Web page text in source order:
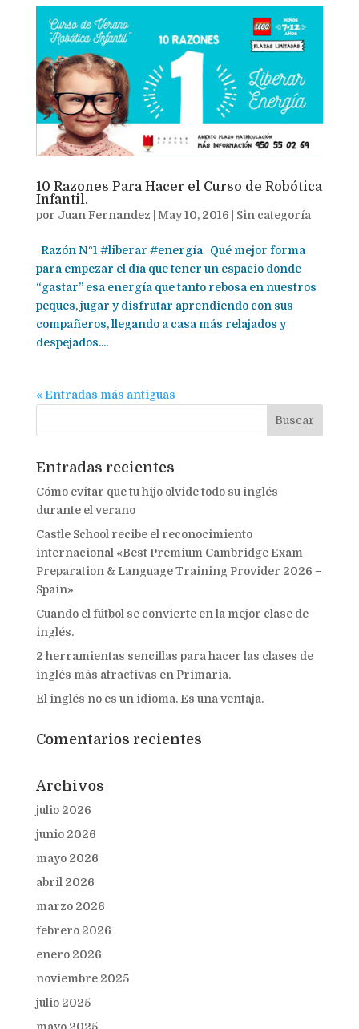
10 Razones Para Hacer el Curso de Robótica
Infantil.
por Juan Fernandez | May 10, 2016 | Sin categoría
Razón Nº1 ‪#‎liberar‬ ‪#‎energía‬ Qué mejor forma
para empezar el día que tener un espacio donde
“gastar” esa energía que tanto rebosa en nuestros
peques, jugar y disfrutar aprendiendo con sus
compañeros, llegando a casa más relajados y
despejados....
« Entradas más antiguas
Entradas recientes
Cómo evitar que tu hijo olvide todo su inglés
durante el verano
Castle School recibe el reconocimiento
internacional «Best Premium Cambridge Exam
Preparation & Language Training Provider 2026 –
Spain»
Cuando el fútbol se convierte en la mejor clase de
inglés.
2 herramientas sencillas para hacer las clases de
inglés más atractivas en Primaria.
El inglés no es un idioma. Es una ventaja.
Comentarios recientes
Archivos
julio 2026
junio 2026
mayo 2026
abril 2026
marzo 2026
febrero 2026
enero 2026
noviembre 2025
julio 2025
mayo 2025